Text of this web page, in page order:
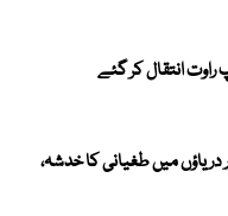
راوت انتقال کر گئے
اور دریاؤں میں طغیانی کا خدشہ،